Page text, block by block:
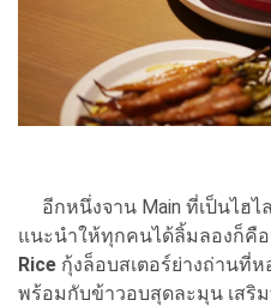
อีกหนึ่งจาน Main ที่เป็นไฮไ
แนะนำให้ทุกคนได้ลิ้มลองก็คือ
Rice กุ้งล็อบสเตอร์ย่างถ่านที่
พร้อมกับข้าวอบสุดละมุน เสริ